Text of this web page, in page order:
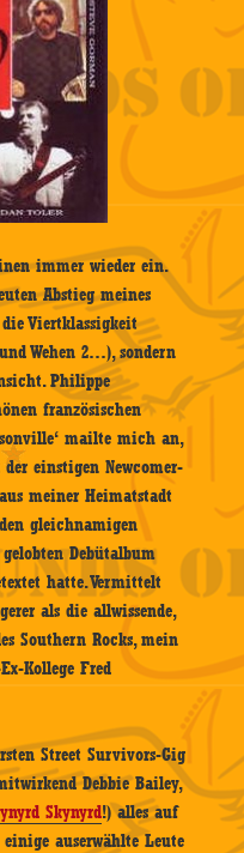
immer wieder ein.
Abstieg meines
die Viertklassigkeit
Wehen 2…), sondern
Philippe
französischen
mailte mich an,
einstigen Newcomer-
meiner Heimatstadt
gleichnamigen
Debütalbum
hatte. Vermittelt
als die allwissende,
Southern Rocks, mein
Kollege Fred
Street Survivors-Gig
Debbie Bailey,
Skynyrd!) alles auf
auserwählte Leute